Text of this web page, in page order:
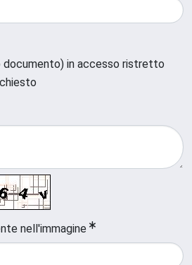
in accesso ristretto
nell'immagine